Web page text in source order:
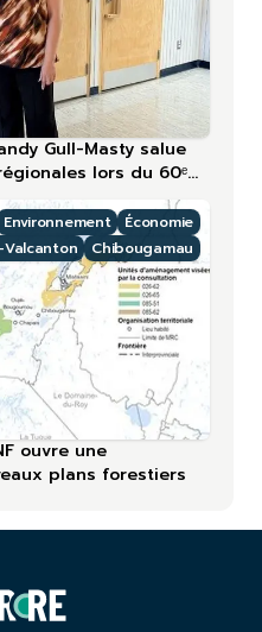
Gull-Masty salue
lors du 60ᵉ
Environnement
Économie
Valcanton
Chibougamau
ouvre une
plans forestiers